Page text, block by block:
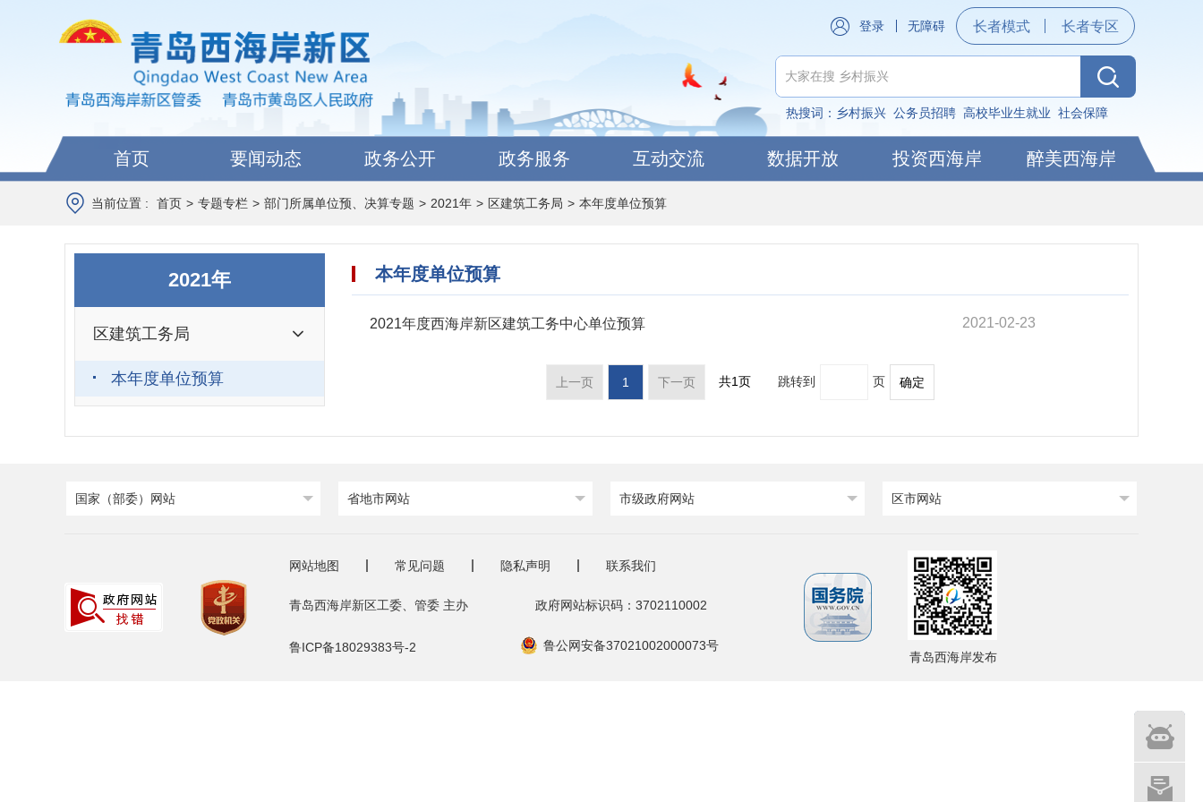
登录 无障碍 长者模式 长者专区
热搜词： 乡村振兴 公务员招聘 高校毕业生就业 社会保障
首页 要闻动态 政务公开 政务服务 互动交流 数据开放 投资西海岸 醉美西海岸
当前位置 : 首页 > 专题专栏 > 部门所属单位预、决算专题 > 2021年 > 区建筑工务局 > 本年度单位预算
2021年
区建筑工务局
本年度单位预算
本年度单位预算
2021年度西海岸新区建筑工务中心单位预算 2021-02-23
上一页 1 下一页 共1页 跳转到 页 确定
国家（部委）网站 省地市网站 市级政府网站 区市网站
网站地图 常见问题 隐私声明 联系我们
青岛西海岸新区工委、管委 主办 政府网站标识码：3702110002
鲁ICP备18029383号-2 鲁公网安备37021002000073号
青岛西海岸发布
智能
问答
网站建设
意见征集